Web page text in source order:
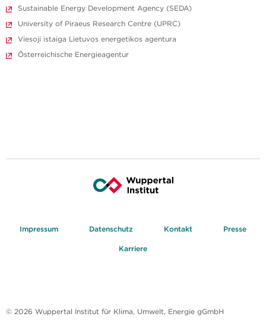
Sustainable Energy Development Agency (SEDA)
University of Piraeus Research Centre (UPRC)
Viesoji istaiga Lietuvos energetikos agentura
Österreichische Energieagentur
Impressum Datenschutz Kontakt Presse
Karriere
© 2026 Wuppertal Institut für Klima, Umwelt, Energie gGmbH